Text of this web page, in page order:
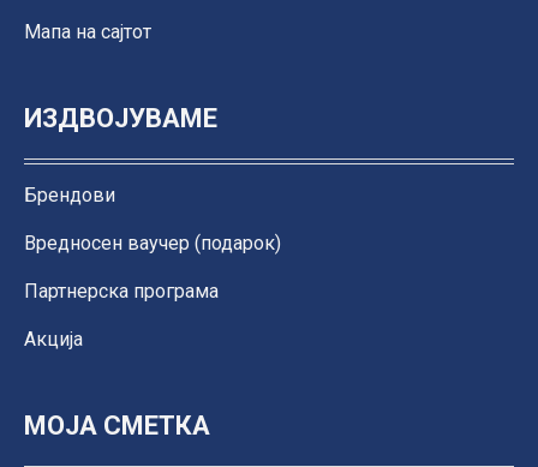
Мапа на сајтот
ИЗДВОЈУВАМЕ
Брендови
Вредносен ваучер (подарок)
Партнерска програма
Акција
МОЈА СМЕТКА